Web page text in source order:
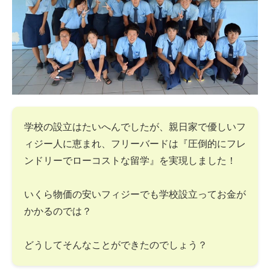
学校の設立はたいへんでしたが、親日家で優しいフ
ィジー人に恵まれ、フリーバードは『圧倒的にフレ
ンドリーでローコストな留学』を実現しました！
いくら物価の安いフィジーでも学校設立ってお金が
かかるのでは？
どうしてそんなことができたのでしょう？